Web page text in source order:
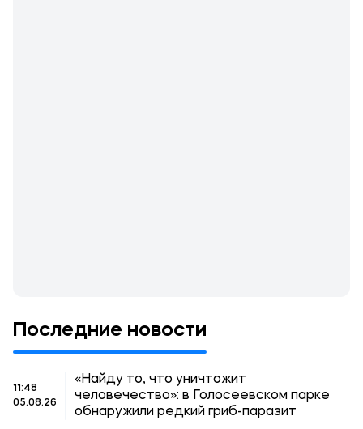
Последние новости
11:48
05.08.26
«Найду то, что уничтожит
человечество»: в Голосеевском парке
обнаружили редкий гриб-паразит